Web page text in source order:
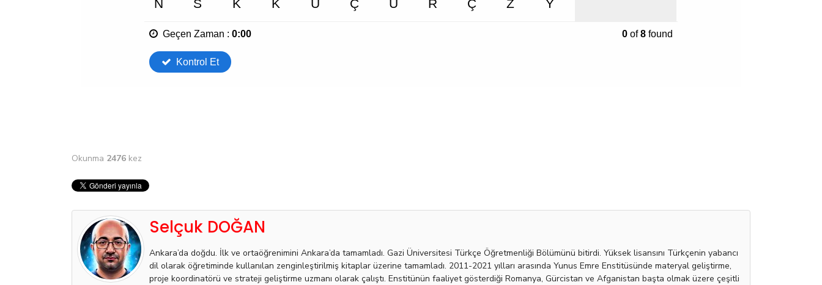
Okunma 2476 kez
Selçuk DOĞAN
Ankara’da doğdu. İlk ve ortaöğrenimini Ankara’da tamamladı. Gazi Üniversitesi Türkçe Öğretmenliği Bölümünü bitirdi. Yüksek lisansını Türkçenin yabancı
dil olarak öğretiminde kullanılan zenginleştirilmiş kitaplar üzerine tamamladı. 2011-2021 yılları arasında Yunus Emre Enstitüsünde materyal geliştirme,
proje koordinatörü ve strateji geliştirme uzmanı olarak çalıştı. Enstitünün faaliyet gösterdiği Romanya, Gürcistan ve Afganistan başta olmak üzere çeşitli